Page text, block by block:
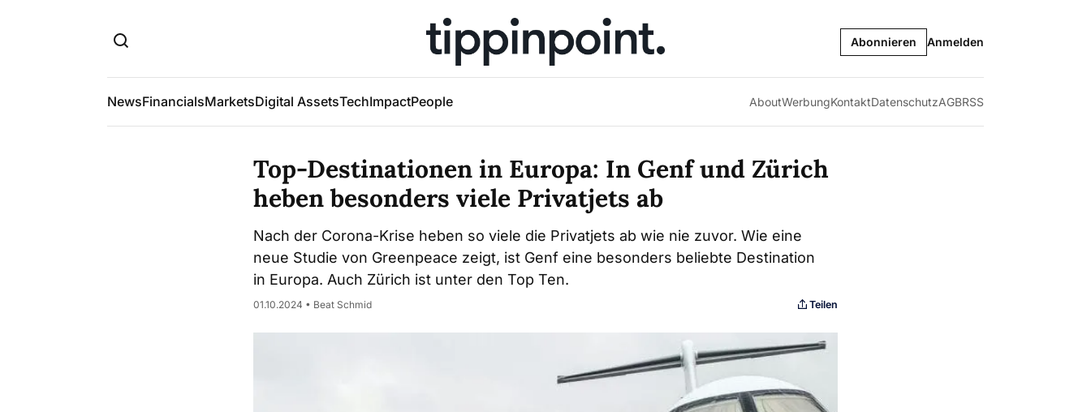
Abonnieren Anmelden
NewsFinancialsMarketsDigital AssetsTechImpactPeople AboutWerbungKontaktDatenschutzAGBRSS
Top-Destinationen in Europa: In Genf und Zürich
heben besonders viele Privatjets ab
Nach der Corona-Krise heben so viele die Privatjets ab wie nie zuvor. Wie eine
neue Studie von Greenpeace zeigt, ist Genf eine besonders beliebte Destination
in Europa. Auch Zürich ist unter den Top Ten.
01.10.2024 • Beat Schmid Teilen